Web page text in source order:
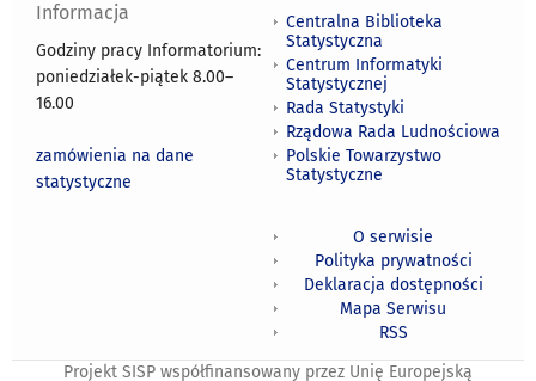
Informacja
Godziny pracy Informatorium:
poniedziałek-piątek 8.00–
16.00
zamówienia na dane
statystyczne
Centralna Biblioteka
Statystyczna
Centrum Informatyki
Statystycznej
Rada Statystyki
Rządowa Rada Ludnościowa
Polskie Towarzystwo
Statystyczne
O serwisie
Polityka prywatności
Deklaracja dostępności
Mapa Serwisu
RSS
Projekt SISP współfinansowany przez Unię Europejską